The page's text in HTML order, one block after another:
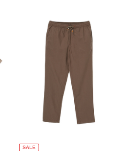
SALE